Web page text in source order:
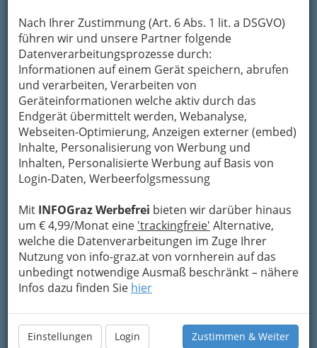
Nach Ihrer Zustimmung (Art. 6 Abs. 1 lit. a DSGVO)
führen wir und unsere Partner folgende
Datenverarbeitungsprozesse durch:
Informationen auf einem Gerät speichern, abrufen
und verarbeiten, Verarbeiten von
Geräteinformationen welche aktiv durch das
Endgerät übermittelt werden, Webanalyse,
Webseiten-Optimierung, Anzeigen externer (embed)
Inhalte, Personalisierung von Werbung und
Inhalten, Personalisierte Werbung auf Basis von
Login-Daten, Werbeerfolgsmessung
Mit INFOGraz Werbefrei bieten wir darüber hinaus
um € 4,99/Monat eine 'trackingfreie' Alternative,
welche die Datenverarbeitungen im Zuge Ihrer
Nutzung von info-graz.at von vornherein auf das
unbedingt notwendige Ausmaß beschränkt – nähere
Infos dazu finden Sie hier
Einstellungen Login Zustimmen & Weiter
Mein Name
Meine Email Adresse
Mein Betreff
Meine Nachricht